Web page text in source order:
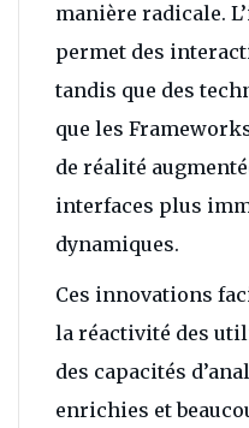
manière radicale.
permet des
tandis que des
que les
de réalité
interfaces plus
dynamiques.
Ces innovations
la réactivité des
des capacités
enrichies et